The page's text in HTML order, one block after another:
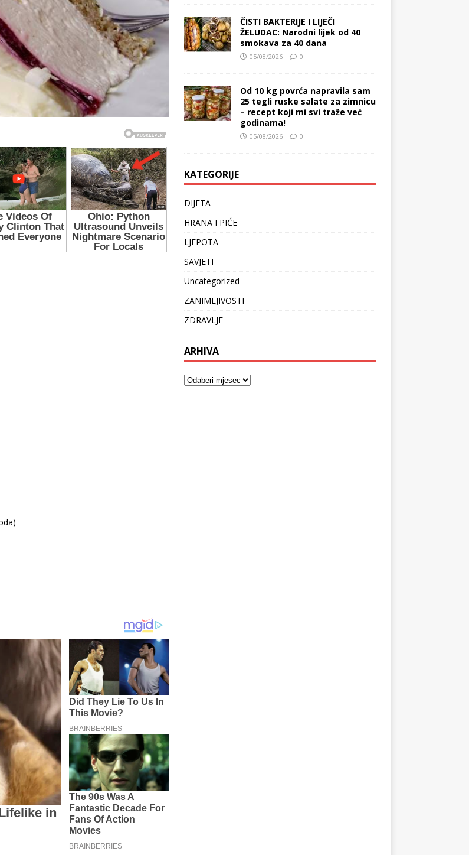
ČISTI BAKTERIJE I LIJEČI
ŽELUDAC: Narodni lijek od 40
smokava za 40 dana
05/08/2026 0
Od 10 kg povrća napravila sam
25 tegli ruske salate za zimnicu
– recept koji mi svi traže već
godinama!
05/08/2026 0
KATEGORIJE
DIJETA
HRANA I PIĆE
LJEPOTA
SAVJETI
Uncategorized
ZANIMLJIVOSTI
ZDRAVLJE
ARHIVA